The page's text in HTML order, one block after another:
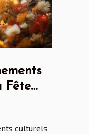
Fête
le
culturels